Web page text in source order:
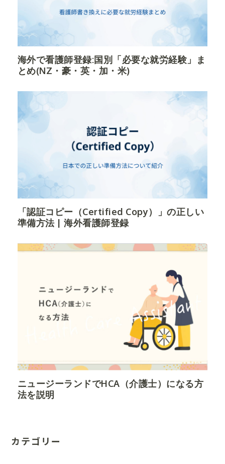
海外で看護師登録:国別「必要な就労経験」ま
とめ(NZ・豪・英・加・米)
「認証コピー（Certified Copy）」の正しい
準備方法 | 海外看護師登録
ニュージーランドでHCA（介護士）になる方
法を説明
カテゴリー